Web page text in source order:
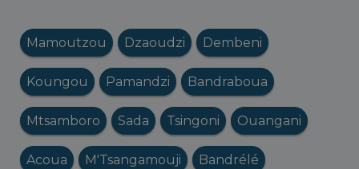
Mamoutzou Dzaoudzi Dembeni
Koungou Pamandzi Bandraboua
Mtsamboro Sada Tsingoni Ouangani
Acoua M'Tsangamouji Bandrélé